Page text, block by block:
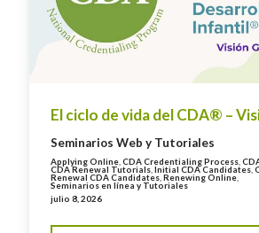
El ciclo de vida del CDA® –
Seminarios Web y Tutoriales
Applying Online ,CDA Credentialing Process ,
CDA Renewal Tutorials ,Initial CDA Candidates ,
Renewal CDA Candidates ,Renewing Online
Seminarios en línea y Tutoriales
julio 8, 2026